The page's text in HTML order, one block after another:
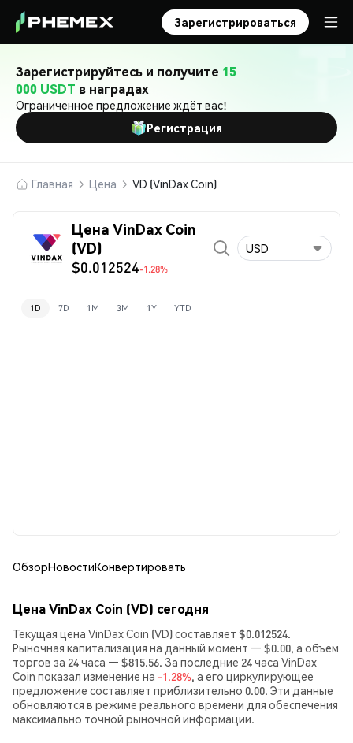
Зарегистрироваться
Зарегистрируйтесь и получите 15
000 USDT в наградах
Ограниченное предложение ждёт вас!
Регистрация
Главная Цена VD (VinDax Coin)
Цена VinDax Coin
(VD)
$0.012524-1.28%
USD
1D 7D 1M 3M 1Y YTD
ОбзорНовостиКонвертировать
Цена VinDax Coin (VD) сегодня
Текущая цена VinDax Coin (VD) составляет $0.012524.
Рыночная капитализация на данный момент — $0.00, а объем
торгов за 24 часа — $815.56. За последние 24 часа VinDax
Coin показал изменение на -1.28%, а его циркулирующее
предложение составляет приблизительно 0.00. Эти данные
обновляются в режиме реального времени для обеспечения
максимально точной рыночной информации.